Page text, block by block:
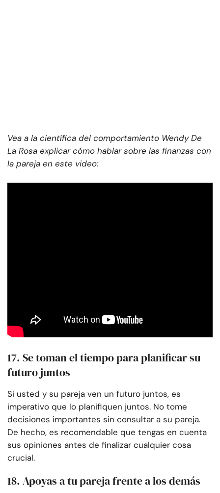
Vea a la científica del comportamiento Wendy De
La Rosa explicar cómo hablar sobre las finanzas con
la pareja en este video:
17. Se toman el tiempo para planificar su
futuro juntos
Si usted y su pareja ven un futuro juntos, es
imperativo que lo planifiquen juntos. No tome
decisiones importantes sin consultar a su pareja.
De hecho, es recomendable que tengas en cuenta
sus opiniones antes de finalizar cualquier cosa
crucial.
18. Apoyas a tu pareja frente a los demás